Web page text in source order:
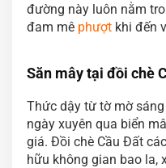
đường này luôn nằm
đam mê phượt khi đến
Săn mây tại đồi chè
Thức dậy từ tờ mờ
ngày xuyên qua biển
giá. Đồi chè Cầu Đất
hữu không gian bao la,